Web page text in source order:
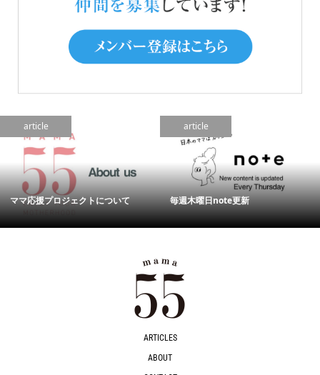
article
ママ応援プロジェクトについて
article
毎週木曜日note更新
ARTICLES
ABOUT